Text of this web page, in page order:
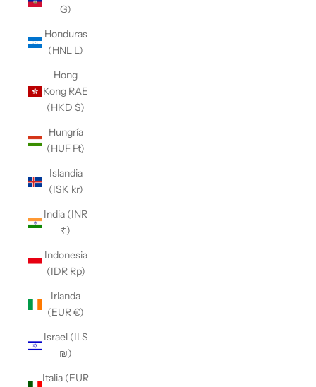
G)
Honduras
(HNL L)
Hong
Kong RAE
(HKD $)
Hungría
(HUF Ft)
Islandia
(ISK kr)
India (INR
₹)
Indonesia
(IDR Rp)
Irlanda
(EUR €)
Israel (ILS
₪)
Italia (EUR